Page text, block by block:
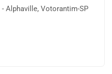
Alphaville, Votorantim-SP